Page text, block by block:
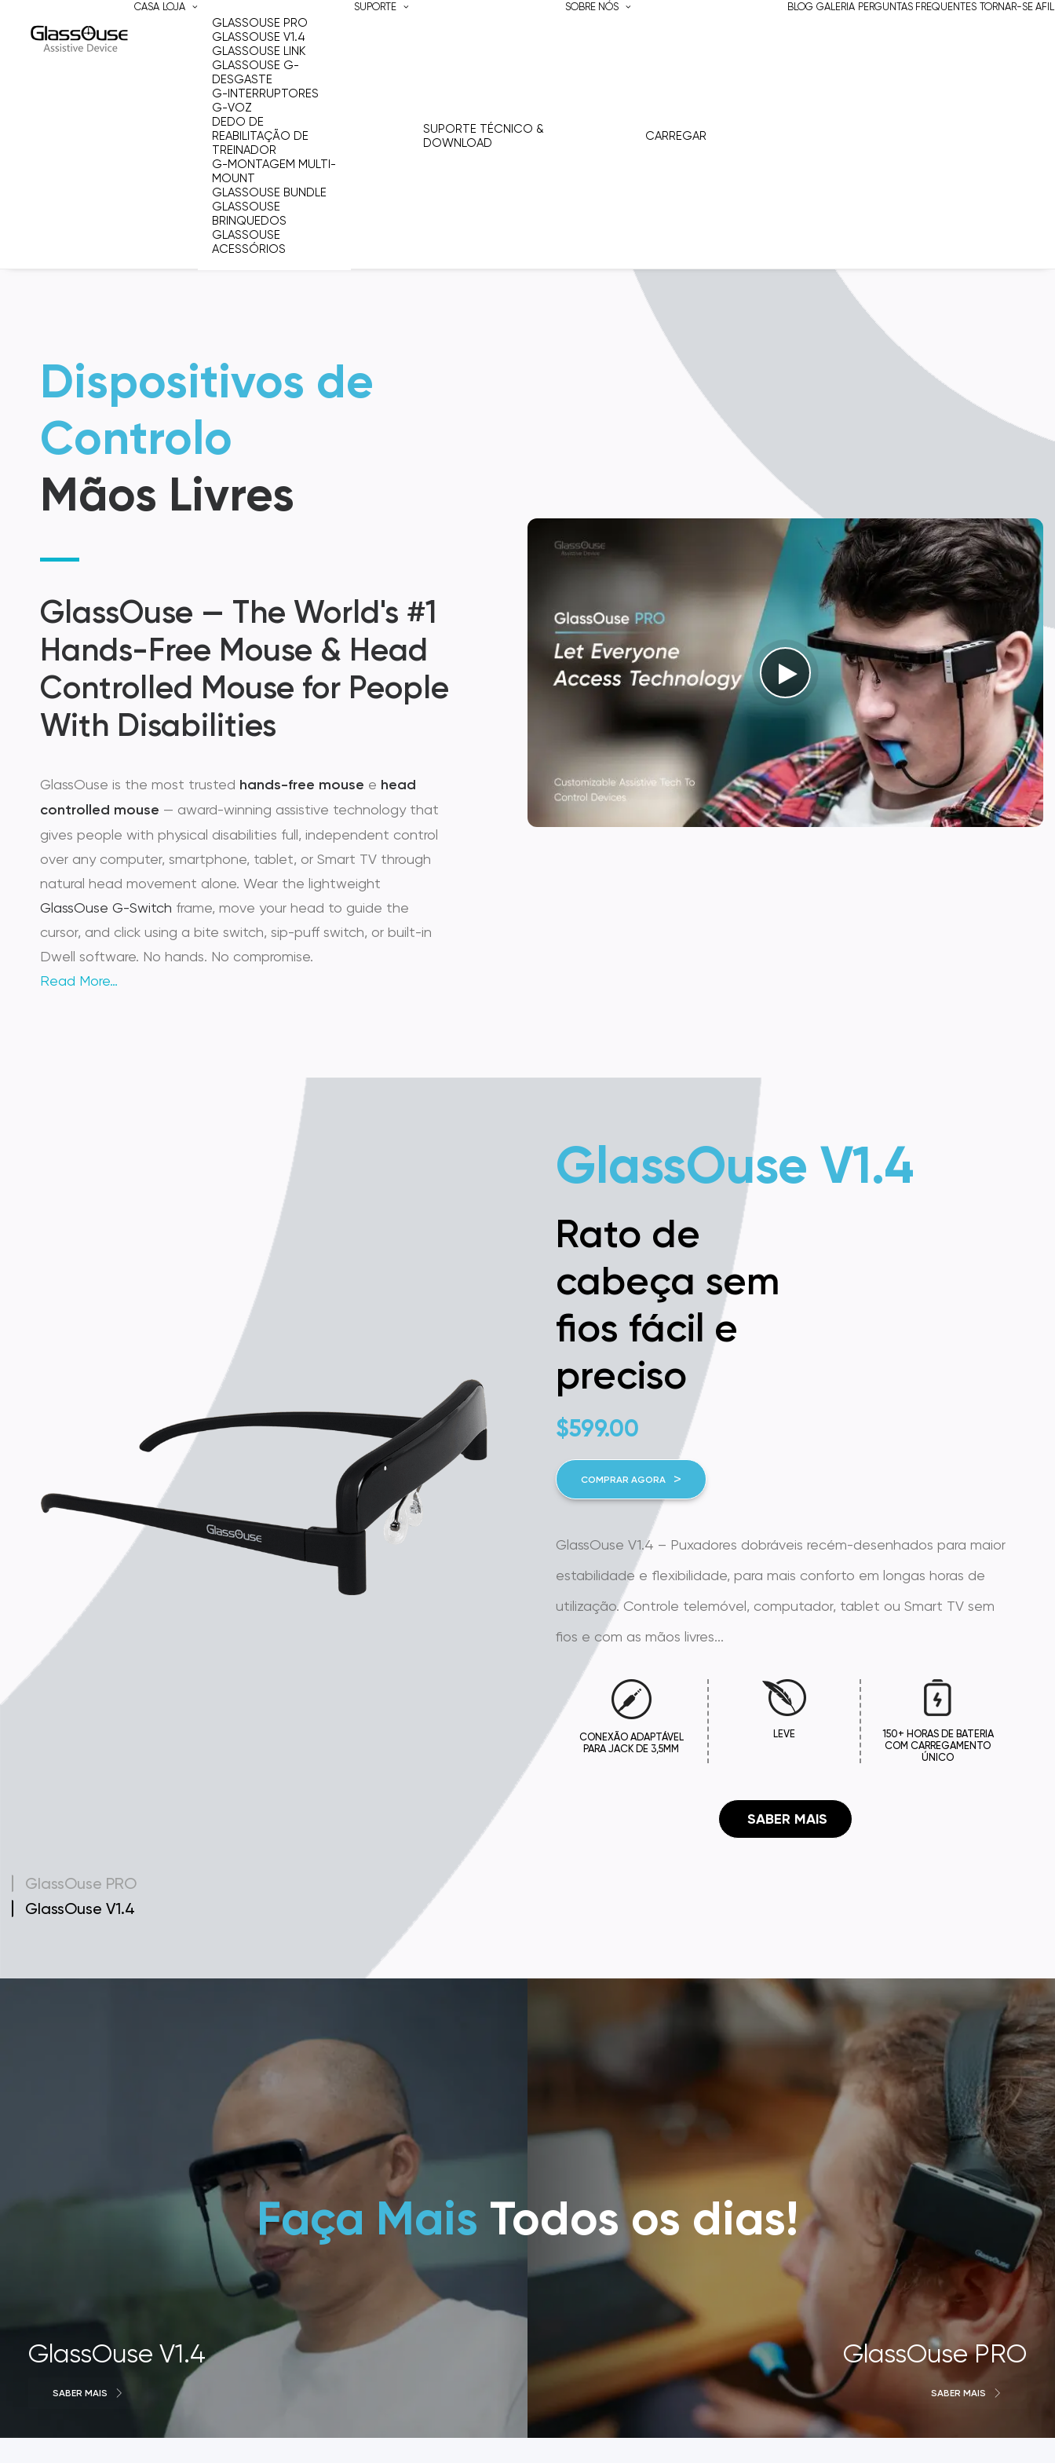
CASA LOJA
GLASSOUSE PRO
GLASSOUSE V1.4
GLASSOUSE LINK
GLASSOUSE G-
DESGASTE
G-INTERRUPTORES
G-VOZ
DEDO DE
REABILITAÇÃO DE
TREINADOR
G-MONTAGEM MULTI-
MOUNT
GLASSOUSE BUNDLE
GLASSOUSE
BRINQUEDOS
GLASSOUSE
ACESSÓRIOS
SUPORTE
SUPORTE TÉCNICO &
DOWNLOAD
SOBRE NÓS
CARREGAR
BLOG GALERIA PERGUNTAS FREQUENTES TORNAR-SE
Dispositivos de
Controlo
Mãos Livres
GlassOuse — The World's #1
Hands-Free Mouse & Head
Controlled Mouse for People
With Disabilities
GlassOuse is the most trusted hands-free mouse e head
controlled mouse — award-winning assistive technology that
gives people with physical disabilities full, independent control
over any computer, smartphone, tablet, or Smart TV through
natural head movement alone. Wear the lightweight
GlassOuse G-Switch frame, move your head to guide the
cursor, and click using a bite switch, sip-puff switch, or built-in
Dwell software. No hands. No compromise.
Read More…
GlassOuse PRO
Dispositivo
Possibilidades
SABER MAIS
Um Dispositivo de Assistência 3 em 1 de Nova Geração,
especificamente concebido para pessoas com deficiência, para lhes
permitir conectar e controlar múltiplos dispositivos....
GlassOuse V1.4
Rato de
cabeça sem
fios fácil e
preciso
$599.00
COMPRAR AGORA
GlassOuse V1.4 – Puxadores dobráveis recém-desenhados para maior
estabilidade e flexibilidade, para mais conforto em longas horas de
utilização. Controle telemóvel, computador, tablet ou Smart TV sem
fios e com as mãos livres...
CONEXÃO ADAPTÁVEL
PARA JACK DE 3,5MM
LEVE
150+ HORAS DE BATERIA
COM CARREGAMENTO
ÚNICO
SABER MAIS
GlassOuse PRO
GlassOuse V1.4
Faça Mais Todos os dias!
GlassOuse V1.4
SABER MAIS
GlassOuse PRO
SABER MAIS